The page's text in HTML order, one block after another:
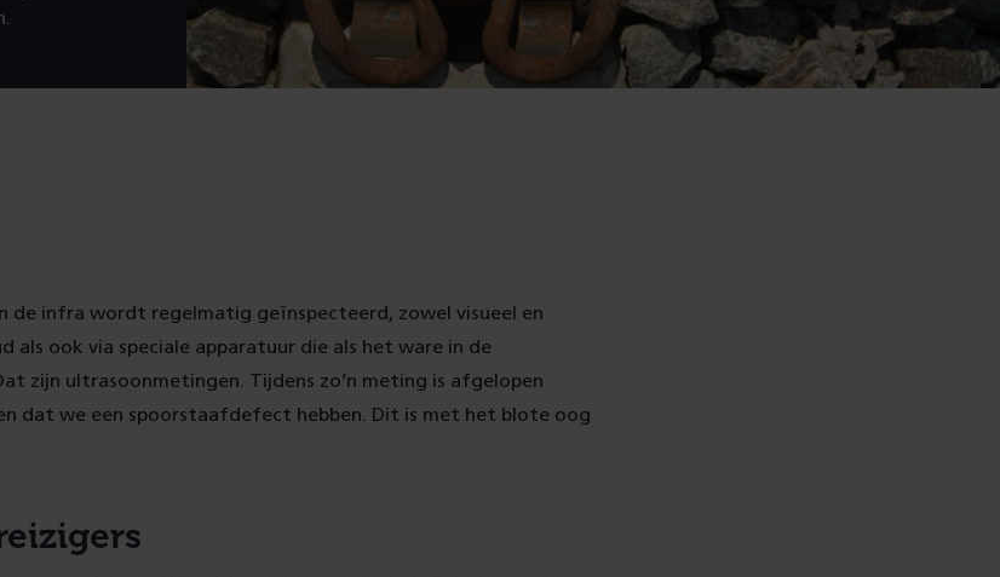
de infra wordt regelmatig geïnspecteerd, zowel visueel en
als ook via speciale apparatuur die als het ware in de
zijn ultrasoonmetingen. Tijdens zo’n meting is afgelopen
dat we een spoorstaafdefect hebben. Dit is met het blote oog